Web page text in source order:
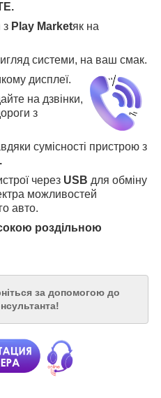
з Play Marketяк на
системи, на ваш смак.
дисплеї.
на дзвінки,
з
сумісності пристрою з
.
через USB для обміну
можливостей
авто.
роздільною
за допомогою до